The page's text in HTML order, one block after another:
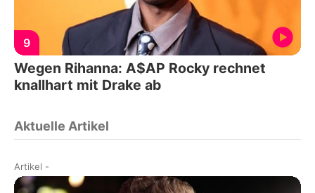
9
Wegen Rihanna: A$AP Rocky rechnet
knallhart mit Drake ab
Aktuelle Artikel
Artikel -